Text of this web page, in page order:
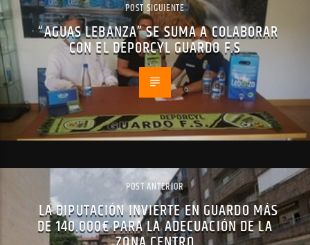
POST SIGUIENTE
“AGUAS LEBANZA” SE SUMA A COLABORAR
CON EL DEPORCYL GUARDO F.S
POST ANTERIOR
LA DIPUTACIÓN INVIERTE EN GUARDO MÁS
DE 140.000€ PARA LA ADECUACIÓN DE LA